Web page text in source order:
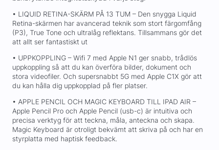
• LIQUID RETINA-SKÄRM PÅ 13 TUM – Den snygga Liquid
Retina-skärmen har avancerad teknik som stort färgomfång
(P3), True Tone och ultralåg reflektans. Tillsammans gör det
att allt ser fantastiskt ut
• UPPKOPPLING – Wifi 7 med Apple N1 ger snabb, trådlös
uppkoppling så att du kan överföra bilder, dokument och
stora videofiler. Och supersnabbt 5G med Apple C1X gör att
du kan hålla dig uppkopplad på fler platser.
• APPLE PENCIL OCH MAGIC KEYBOARD TILL IPAD AIR –
Apple Pencil Pro och Apple Pencil (usb-c) är intuitiva och
precisa verktyg för att teckna, måla, anteckna och skapa.
Magic Keyboard är otroligt bekvämt att skriva på och har en
styrplatta med haptisk feedback.